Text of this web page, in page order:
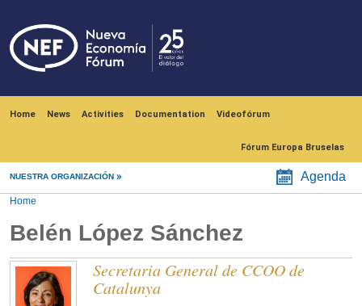
Home News Activities Documentation Videofórum
Fórum Europa Bruselas
NUESTRA ORGANIZACIÓN Agenda
Home
Belén López Sánchez
Secretaria General de CCOO de
Catalunya